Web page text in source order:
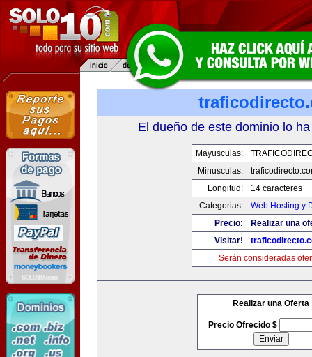
El dueño de este dominio lo
Mayusculas:
Minusculas:
Longitud:
14 caracteres
Categorias:
Web Hosting y
Precio:
Realizar una
Visitar!
Serán consideradas
Realizar una Oferta
Precio Ofrecido $